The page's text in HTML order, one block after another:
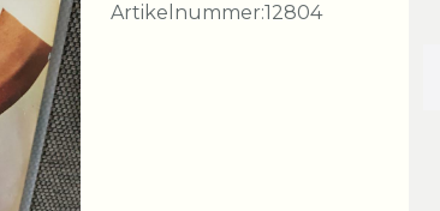
Artikelnummer:12804